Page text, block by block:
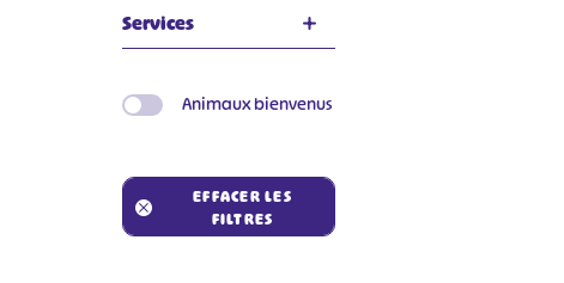
Services
Animaux bienvenus
EFFACER LES
FILTRES